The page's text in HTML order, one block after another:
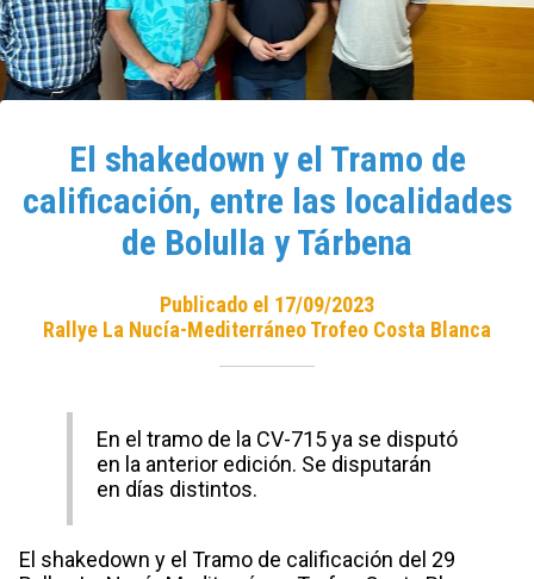
El shakedown y el Tramo de
calificación, entre las localidades
de Bolulla y Tárbena
Publicado el 17/09/2023
Rallye La Nucía-Mediterráneo Trofeo Costa Blanca
En el tramo de la CV-715 ya se disputó
en la anterior edición. Se disputarán
en días distintos.
El shakedown y el Tramo de calificación del 29